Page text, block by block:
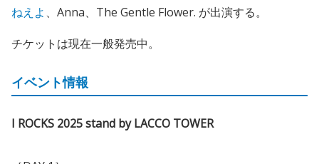
ねえよ 、Anna、The Gentle Flower. が出演する。
チケットは現在一般発売中。
イベント情報
I ROCKS 2025 stand by LACCO TOWER